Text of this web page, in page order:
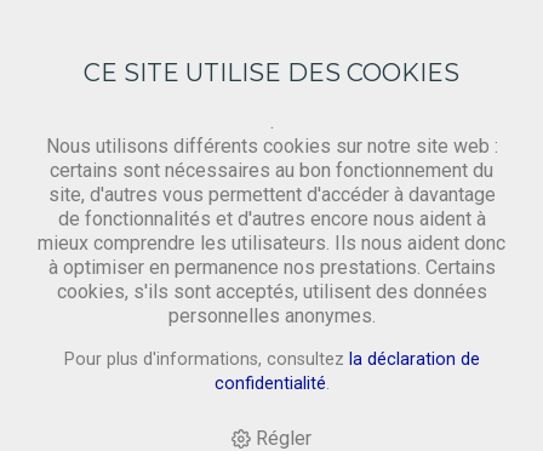
Papier & Karton
HOME › SHOP › MATERIAL › PAPIER & KARTON ›
JAPANPAPIER, 17GM2, SÄUREFREI, 49 X 69 CM SB
CE SITE UTILISE DES COOKIES
.
Nous utilisons différents cookies sur notre site web :
certains sont nécessaires au bon fonctionnement du
site, d'autres vous permettent d'accéder à davantage
de fonctionnalités et d'autres encore nous aident à
mieux comprendre les utilisateurs. Ils nous aident donc
à optimiser en permanence nos prestations. Certains
cookies, s'ils sont acceptés, utilisent des données
personnelles anonymes.
Pour plus d'informations, consultez la déclaration de
confidentialité.
Régler